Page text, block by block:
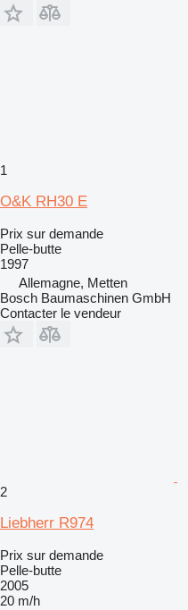
1
O&K RH30 E
Prix sur demande
Pelle-butte
1997
Allemagne, Metten
Bosch Baumaschinen GmbH
Contacter le vendeur
2
Liebherr R974
Prix sur demande
Pelle-butte
2005
20 m/h